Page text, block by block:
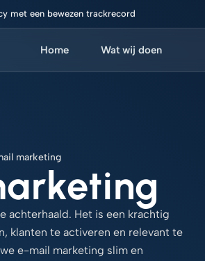
met een bewezen trackrecord
Home Wat wij doen
marketing
achterhaald. Het is een krachtig
klanten te activeren en relevant te
e-mail marketing slim en